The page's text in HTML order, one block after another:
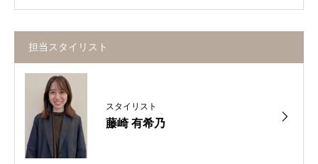
担当スタイリスト
スタイリスト
藤崎 有希乃